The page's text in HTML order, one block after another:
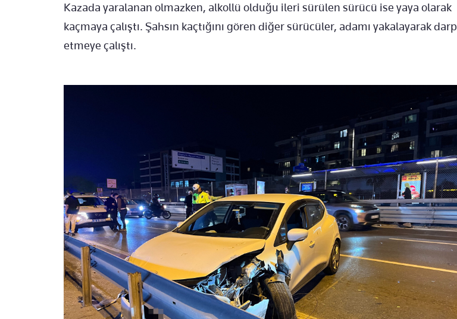
Kazada yaralanan olmazken, alkollü olduğu ileri sürülen sürücü ise yaya olarak
kaçmaya çalıştı. Şahsın kaçtığını gören diğer sürücüler, adamı yakalayarak darp
etmeye çalıştı.